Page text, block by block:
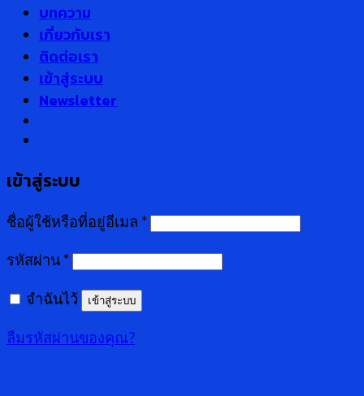
บทความ
เกี่ยวกับเรา
ติดต่อเรา
เข้าสู่ระบบ
Newsletter
เข้าสู่ระบบ
ชื่อผู้ใช้หรือที่อยู่อีเมล *
รหัสผ่าน *
จำฉันไว้ เข้าสู่ระบบ
ลืมรหัสผ่านของคุณ?